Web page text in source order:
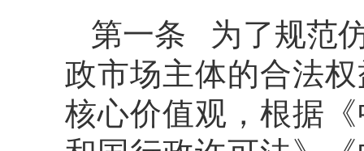
第一条 为了规范
政市场主体的合法
核心价值观，根据